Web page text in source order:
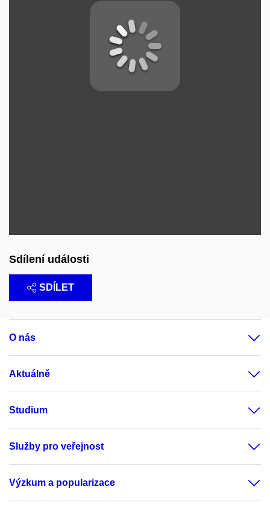
Sdílení události
SDÍLET
O nás
Aktuálně
Studium
Služby pro veřejnost
Výzkum a popularizace